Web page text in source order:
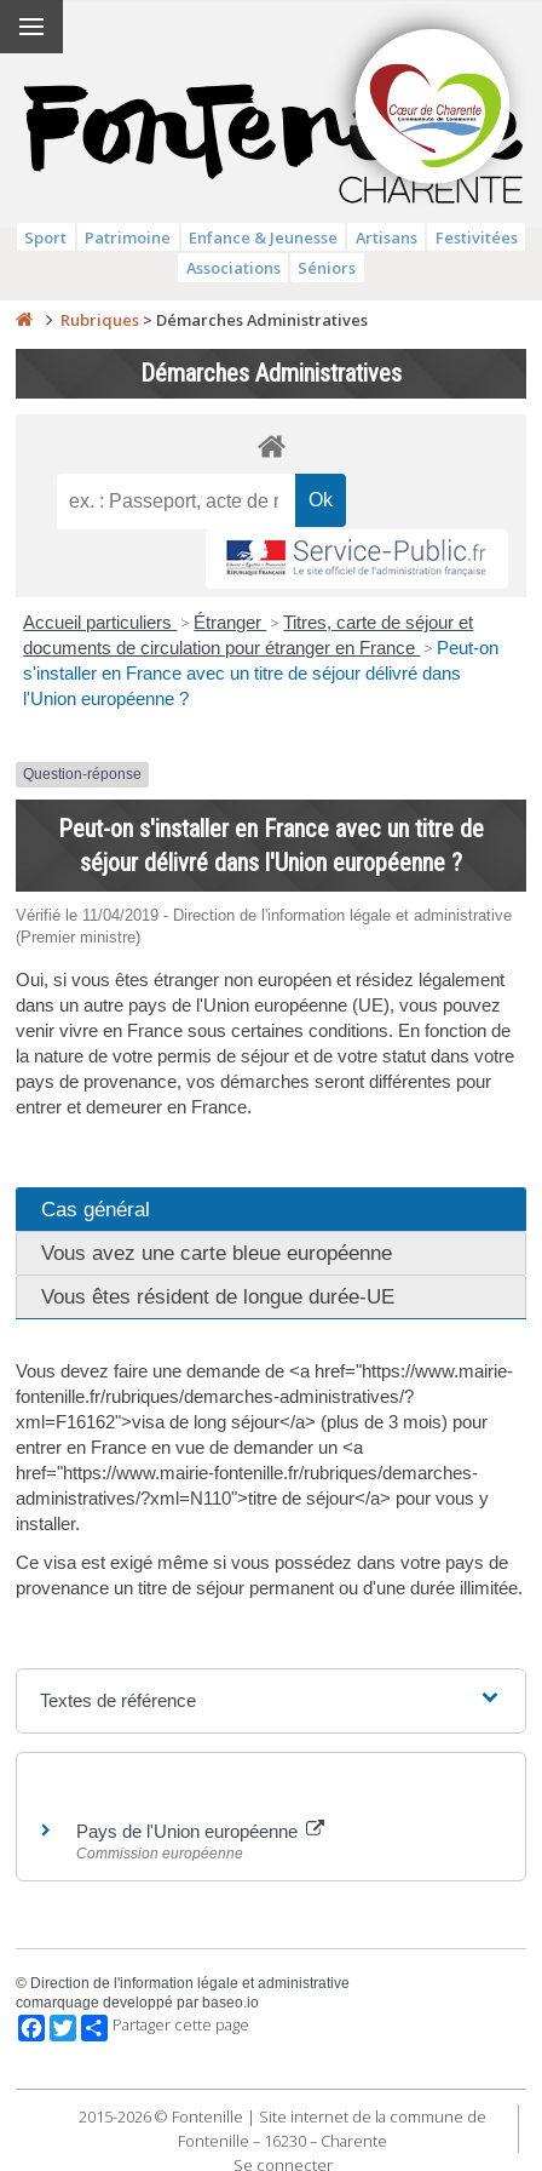
Sport Patrimoine Enfance & Jeunesse Artisans
Festivitées
Associations
Séniors
Rubriques > Démarches Administratives
Démarches Administratives
Accueil particuliers > Étranger > Titres, carte de séjour et
documents de circulation pour étranger en France > Peut-on
s'installer en France avec un titre de séjour délivré dans
l'Union européenne ?
Question-réponse
Peut-on s'installer en France avec un titre de
séjour délivré dans l'Union européenne ?
Vérifié le 11/04/2019 - Direction de l'information légale et administrative
(Premier ministre)
Oui, si vous êtes étranger non européen et résidez légalement
dans un autre pays de l'Union européenne (UE), vous pouvez
venir vivre en France sous certaines conditions. En fonction de
la nature de votre permis de séjour et de votre statut dans votre
pays de provenance, vos démarches seront différentes pour
entrer et demeurer en France.
Cas général
Vous avez une carte bleue européenne
Vous êtes résident de longue durée-UE
Vous devez faire une demande de <a href="https://www.mairie-
fontenille.fr/rubriques/demarches-administratives/?
xml=F16162">visa de long séjour</a> (plus de 3 mois) pour
entrer en France en vue de demander un <a
href="https://www.mairie-fontenille.fr/rubriques/demarches-
administratives/?xml=N110">titre de séjour</a> pour vous y
installer.
Ce visa est exigé même si vous possédez dans votre pays de
provenance un titre de séjour permanent ou d'une durée illimitée.
Textes de référence
Pays de l'Union européenne
Commission européenne
© Direction de l'information légale et administrative
comarquage developpé par baseo.io
Facebook
TwitterPartager cette page
2015-2026 © Fontenille | Site internet de la commune de
Fontenille – 16230 – Charente
Se connecter